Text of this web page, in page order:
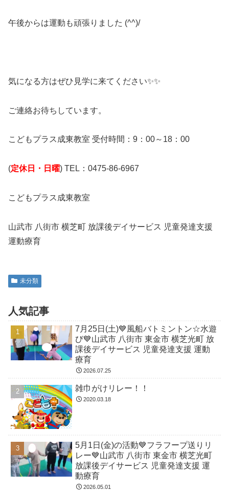
午後からは運動も頑張りました (^^)/
気になる方はぜひ見学に来てください✨✨
ご連絡お待ちしています。
こどもプラス成東教室 受付時間：9：00～18：00
(定休日・日曜) TEL：0475-86-6967
こどもプラス成東教室
山武市 八街市 横芝町 放課後デイサービス 児童発達支援
運動療育
未分類
人気記事
7月25日(土)💙風船バトミントン☆水遊
び💙山武市 八街市 東金市 横芝光町 放
課後デイサービス 児童発達支援 運動
療育
2026.07.25
雑巾がけリレー！！
2020.03.18
5月1日(金)の活動💙フラフープ送りリ
レー💙山武市 八街市 東金市 横芝光町
放課後デイサービス 児童発達支援 運
動療育
2026.05.01